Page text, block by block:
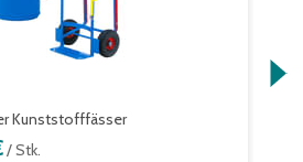
Kunststofffässer
/ Stk.